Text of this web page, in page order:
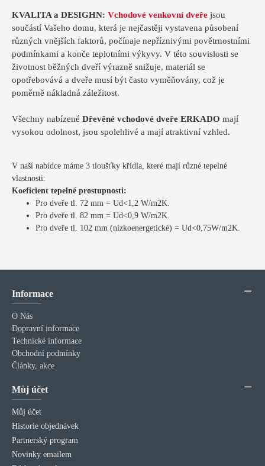
KVALITA a DESIGHN: Vchodové venkovní dveře jsou
součástí Vašeho domu, která je nejčastěji vystavena působení
různých vnějších faktorů, počínaje nepříznivými povětrnostními
podmínkami a konče teplotními výkyvy. V této souvislosti se
životnost běžných dveří výrazně snižuje, materiál se
opotřebovává a dveře musí být často vyměňovány, což je
poměrně nákladná záležitost.
Všechny nabízené Dřevěné vchodové dveře ERKADO mají
vysokou odolnost, jsou spolehlivé a mají atraktivní vzhled.
V naší nabídce máme 3 tloušťky křídla, které mají různé tepelné
vlastnosti:
Koeficient tepelné prostupnosti:
Pro dveře tl. 72 mm = Ud<1,2 W/m2K.
Pro dveře tl. 82 mm = Ud<0,9 W/m2K.
Pro dveře tl. 102 mm (nízkoenergetické) = Ud<0,75W/m2K.
Informace
O Nás
Dopravní informace
Technické informace
Obchodní podmínky
Články, akce
Můj účet
Můj účet
Historie objednávek
Partnerský program
Novinky emailem